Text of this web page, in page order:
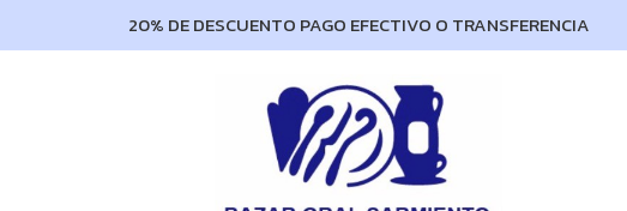
20% DE DESCUENTO PAGO EFECTIVO O TRANSFERENCIA